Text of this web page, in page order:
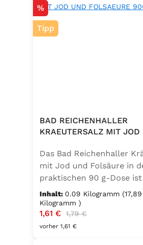
Rabatt
%
Tipp
BAD REICHENHALLER
KRAEUTERSALZ MIT JOD
Das Bad Reichenhaller
mit Jod und Folsäure in
praktischen 90 g-Dose
aromatische
bewusste Ernährung. Fein
abgestimmte
verbinden sich mit
Inhalt: 0.09 Kilogramm
Kilogramm )
Verkaufspreis:
1,61 € Regulärer Preis:
1,79 €
vorher 1,61 €